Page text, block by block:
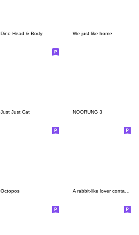
Dino Head & Body We just like home
Just Just Cat NOORUNG 3
Octopos